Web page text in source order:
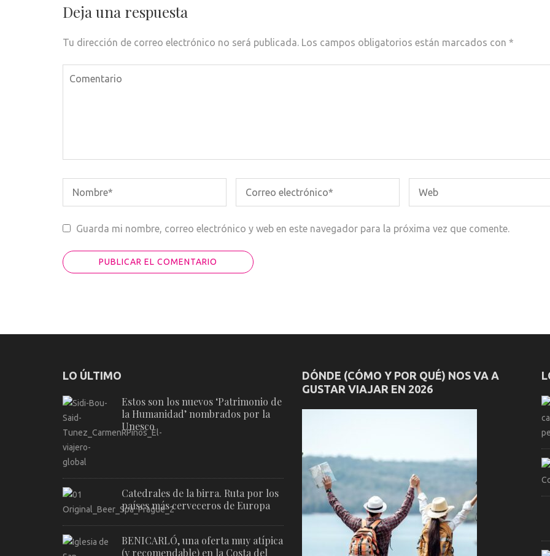
entradas
Deja una respuesta
Tu dirección de correo electrónico no será publicada. Los campos obligatorios están marcados con *
Guarda mi nombre, correo electrónico y web en este navegador para la próxima vez que comente.
LO ÚLTIMO
Estos son los nuevos ‘Patrimonio de
la Humanidad’ nombrados por la
Unesco
Catedrales de la birra. Ruta por los
países más cerveceros de Europa
BENICARLÓ, una oferta muy atípica
(y recomendable) en la Costa del
DÓNDE (CÓMO Y POR QUÉ) NOS VA A
GUSTAR VIAJAR EN 2026